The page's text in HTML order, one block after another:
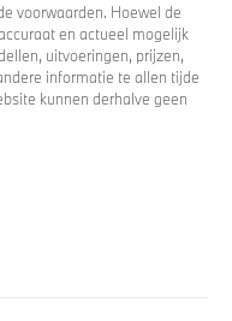
voorwaarden. Hoewel de
en actueel mogelijk
uitvoeringen, prijzen,
informatie te allen tijde
kunnen derhalve geen